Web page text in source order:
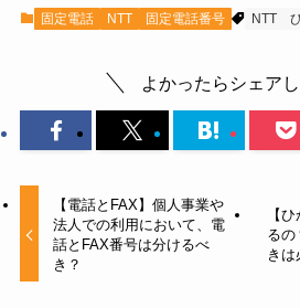
固定電話 NTT 固定電話番号 NTT
よかったらシェアし
【電話とFAX】個人事業や
法人での利用において、電
話とFAX番号は分けるべ
き？
【
るの
きは